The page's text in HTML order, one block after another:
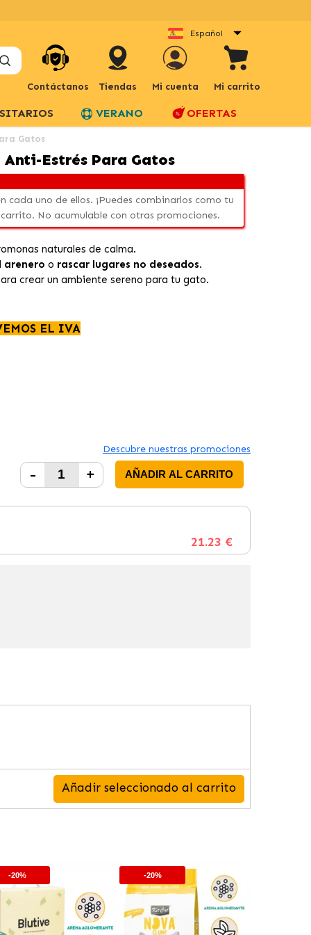
Español
Contáctanos Tiendas Mi cuenta Mi carrito
VERANO OFERTAS
Gatos
Estrés Para Gatos
cada uno de ellos. ¡Puedes combinarlos como tu
No acumulable con otras promociones.
naturales de calma.
arenero o rascar lugares no deseados.
crear un ambiente sereno para tu gato.
EL IVA
Descubre nuestras promociones
- + AÑADIR AL CARRITO
21.23 €
Añadir seleccionado al carrito
-20% -20%